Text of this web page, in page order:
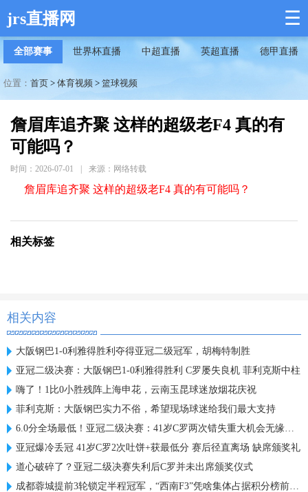
jrs直播网 ☰
全部赛事 世界杯直播 中超直播 英超直播 德甲直播
位置： 首页 > 体育视频 > 篮球视频
詹眉库追齐聚 这样的超级老F4 真的有
可能吗？
时间：2026-07-01 来源：网络转载
詹眉库追齐聚 这样的超级老F4 真的有可能吗？
相关标签
相关内容
大阪钢巴1-0利雅得胜利夺得亚冠二级冠军，胡梅特制胜
亚冠二级决赛：大阪钢巴1-0利雅得胜利 C罗屡失良机 菲利克斯中柱
嗨了！1比0小胜残阵上海申花，云南玉昆球迷放烟花庆祝
菲利克斯：大阪钢巴实力不俗，希望现场球迷给我们最大支持
6.0分全场最低！亚冠二级决赛：41岁C罗两次错失重大机会无缘首冠
亚冠爆冷丢冠 41岁C罗2次吐饼+获最低分 赛后径直离场 缺席颁奖礼
道心破碎了？亚冠二级决赛失利后C罗并未出席颁奖仪式
成都蓉城提前3轮锁定半程冠军，“西南F3”凭啥集体占据积分榜前三？